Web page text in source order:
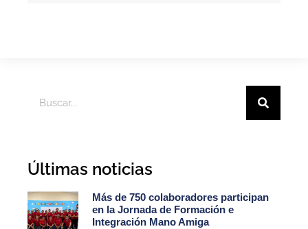
Últimas noticias
Más de 750 colaboradores participan
en la Jornada de Formación e
Integración Mano Amiga